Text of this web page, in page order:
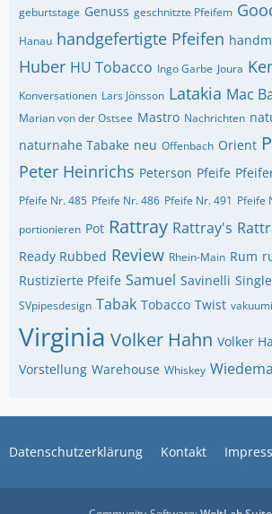
geburtstage Genuss geschnitzte Pfeifem
Hanau handgefertigte Pfeifen
Huber HU Tobacco Ingo Garbe Joura
Konversationen Lars Jönsson Latakia Mac
Marian von der Ostsee Mastro Nachrichten
naturnahe Tabake neu Offenbach Orient
Peter Heinrichs Peterson Pfeife
Pfeife Nr. 485 Pfeife Nr. 486 Pfeife Nr. 491 Pfeife
portionieren Pot Rattray Rattray's
Ready Rubbed Review Rhein-Main Rum
Rustizierte Pfeife Samuel Savinelli
SVpipesdesign Tabak Tobacco Twist
Virginia Volker Hahn Volker
Vorstellung Warehouse Whiskey
Datenschutzerklärung Kontakt